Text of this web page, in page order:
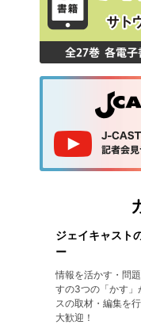
ジェイキャスト
ー
情報を活かす・問
すの3つの「かす」
スの取材・編集を
大歓迎！